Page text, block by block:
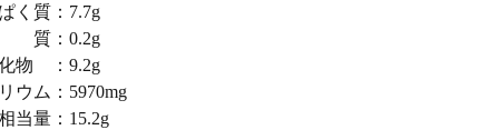
く質：7.7g
：0.2g
物 ：9.2g
ウム：5970mg
当量：15.2g